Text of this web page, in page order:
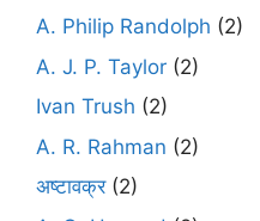
A. Philip Randolph (2)
A. J. P. Taylor (2)
Ivan Trush (2)
A. R. Rahman (2)
अष्टावक्र(2)